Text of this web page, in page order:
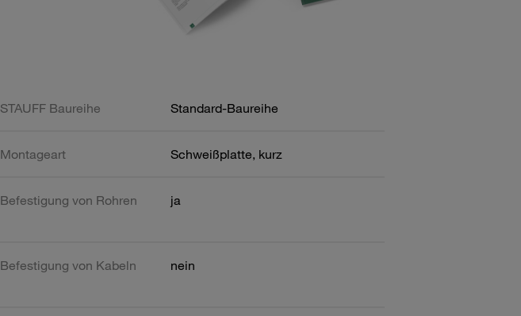
STAUFF Baureihe Standard-Baureihe
Montageart Schweißplatte, kurz
Befestigung von Rohren ja
Befestigung von Kabeln nein